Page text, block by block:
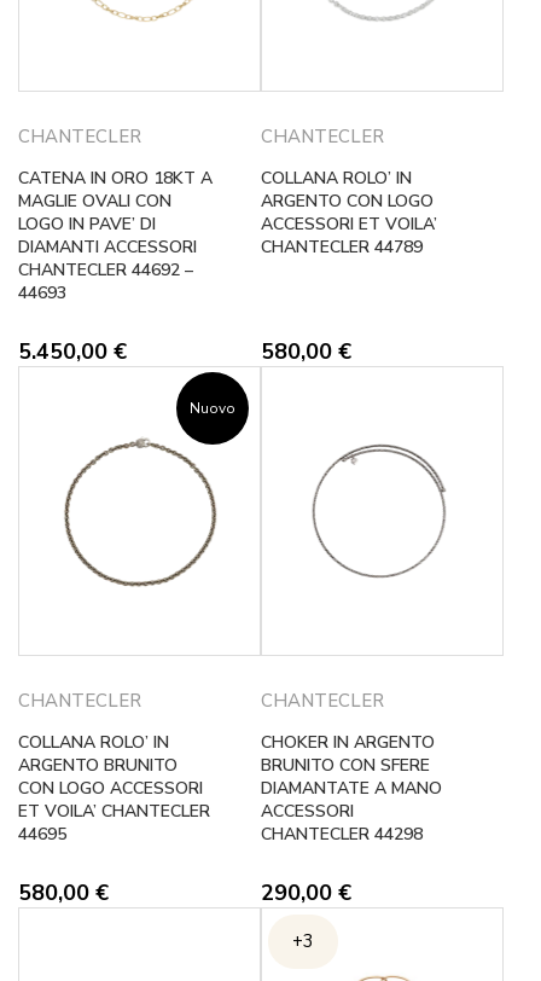
CHANTECLER
CATENA IN ORO 18KT A
MAGLIE OVALI CON
LOGO IN PAVE’ DI
DIAMANTI ACCESSORI
CHANTECLER 44692 –
44693
5.450,00 €
CHANTECLER
COLLANA ROLO’ IN
ARGENTO CON LOGO
ACCESSORI ET VOILA’
CHANTECLER 44789
580,00 €
CHANTECLER
Nuovo
COLLANA ROLO’ IN
ARGENTO BRUNITO
CON LOGO ACCESSORI
ET VOILA’ CHANTECLER
44695
580,00 €
CHANTECLER
CHOKER IN ARGENTO
BRUNITO CON SFERE
DIAMANTATE A MANO
ACCESSORI
CHANTECLER 44298
290,00 €
+3